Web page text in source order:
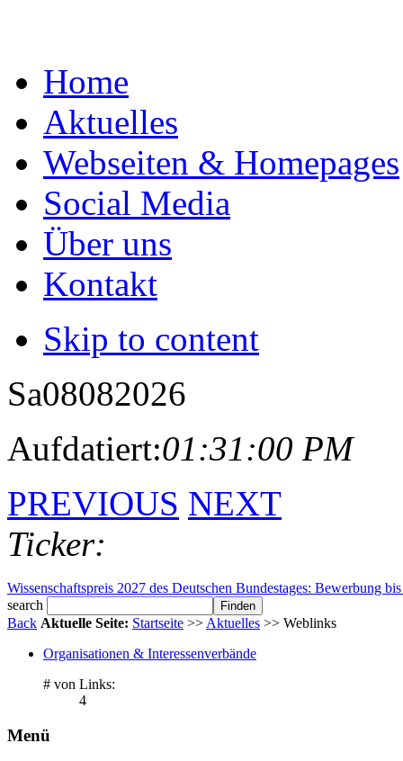
Home
Aktuelles
Webseiten & Homepages
Social Media
Über uns
Kontakt
Skip to content
Sa08082026
Aufdatiert:01:31:00 PM
PREVIOUS NEXT
Ticker:
Wissenschaftspreis 2027 des Deutschen Bundestages: Bewerbung
search
Back Aktuelle Seite: Startseite >> Aktuelles >> Weblinks
Organisationen & Interessenverbände
# von Links:
4
Menü